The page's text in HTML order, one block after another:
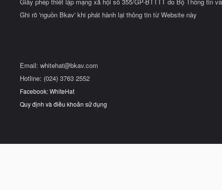
Ghi rõ 'nguồn Bkav' khi phát hành lại thông tin từ Website này
Email: whitehat@bkav.com
Hotline: (024) 3763 2552
Facebook: WhiteHat
Quy định và điều khoản sử dụng